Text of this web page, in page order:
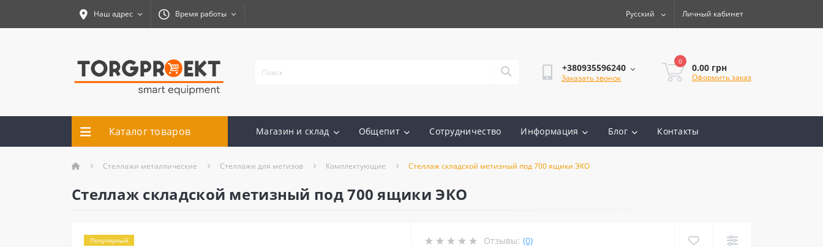
Наш адрес Время работы Русский Личный кабинет
+380935596240
Заказать звонок
0
0.00 грн
Оформить заказ
Каталог товаров Магазин и склад Общепит Сотрудничество Информация Блог Контакты
Cтеллажи металлические Стеллажи для метизов Комплектующие Стеллаж складской метизный под 700 ящики ЭКО
Стеллаж складской метизный под 700 ящики ЭКО
Популярный Отзывы: (0)